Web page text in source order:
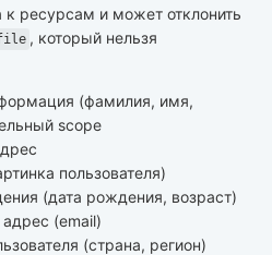
к ресурсам и может отклонить
, который нельзя
(фамилия, имя,
scope
пользователя)
(дата рождения, возраст)
(email)
(страна, регион)